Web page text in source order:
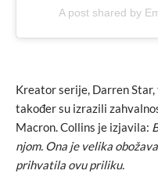
A post shared by
Kreator serije, Darren
također su izrazili
Macron. Collins je izjavila:
njom. Ona je velika
prihvatila ovu priliku.